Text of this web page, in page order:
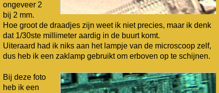
ongeveer 2
bij 2 mm.
Hoe groot de draadjes zijn weet ik niet precies, maar ik denk
dat 1/30ste millimeter aardig in de buurt komt.
Uiteraard had ik niks aan het lampje van de microscoop zelf,
dus heb ik een zaklamp gebruikt om erboven op te schijnen.
Bij deze foto
heb ik een